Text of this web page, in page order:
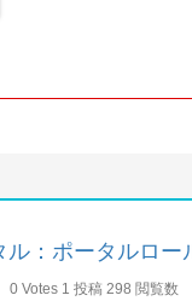
ル：ポータルロー
0 Votes 1 投稿 298 閲覧数